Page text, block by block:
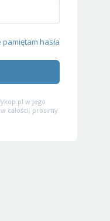
pamiętam hasła
w jego
całości, prosimy